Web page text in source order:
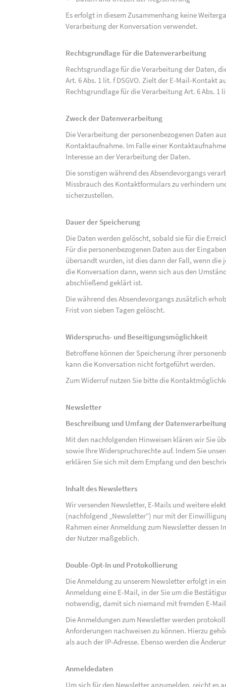
Es erfolgt in diesem Zusammenhang keine
Verarbeitung der Konversation verwendet.
Rechtsgrundlage für die Datenverarbeitung
Rechtsgrundlage für die Verarbeitung der Daten,
Art. 6 Abs. 1 lit. f DSGVO. Zielt der E-Mail-Kontakt
Rechtsgrundlage für die Verarbeitung Art. 6 Abs. 1
Zweck der Datenverarbeitung
Die Verarbeitung der personenbezogenen Daten
Kontaktaufnahme. Im Falle einer
Interesse an der Verarbeitung der Daten.
Die sonstigen während des Absendevorgangs
Missbrauch des Kontaktformulars zu verhindern
sicherzustellen.
Dauer der Speicherung
Die Daten werden gelöscht, sobald sie für die
Für die personenbezogenen Daten aus der
übersandt wurden, ist dies dann der Fall, wenn
die Konversation dann, wenn sich aus den
abschließend geklärt ist.
Die während des Absendevorgangs zusätzlich
Frist von sieben Tagen gelöscht.
Widerspruchs- und Beseitigungsmöglichkeit
Betroffene können der Speicherung ihrer
kann die Konversation nicht fortgeführt werden.
Zum Widerruf nutzen Sie bitte die
Newsletter
Beschreibung und Umfang der
Mit den nachfolgenden Hinweisen klären wir Sie
sowie Ihre Widerspruchsrechte auf. Indem Sie
erklären Sie sich mit dem Empfang und den
Inhalt des Newsletters
Wir versenden Newsletter, E-Mails und weitere
(nachfolgend „Newsletter“) nur mit der
Rahmen einer Anmeldung zum Newsletter
der Nutzer maßgeblich.
Double-Opt-In und Protokollierung
Die Anmeldung zu unserem Newsletter erfolgt in
Anmeldung eine E-Mail, in der Sie um die
notwendig, damit sich niemand mit fremden E-
Die Anmeldungen zum Newsletter werden
Anforderungen nachweisen zu können. Hierzu
als auch der IP-Adresse. Ebenso werden die
Anmeldedaten
Um sich für den Newsletter anzumelden, reicht es